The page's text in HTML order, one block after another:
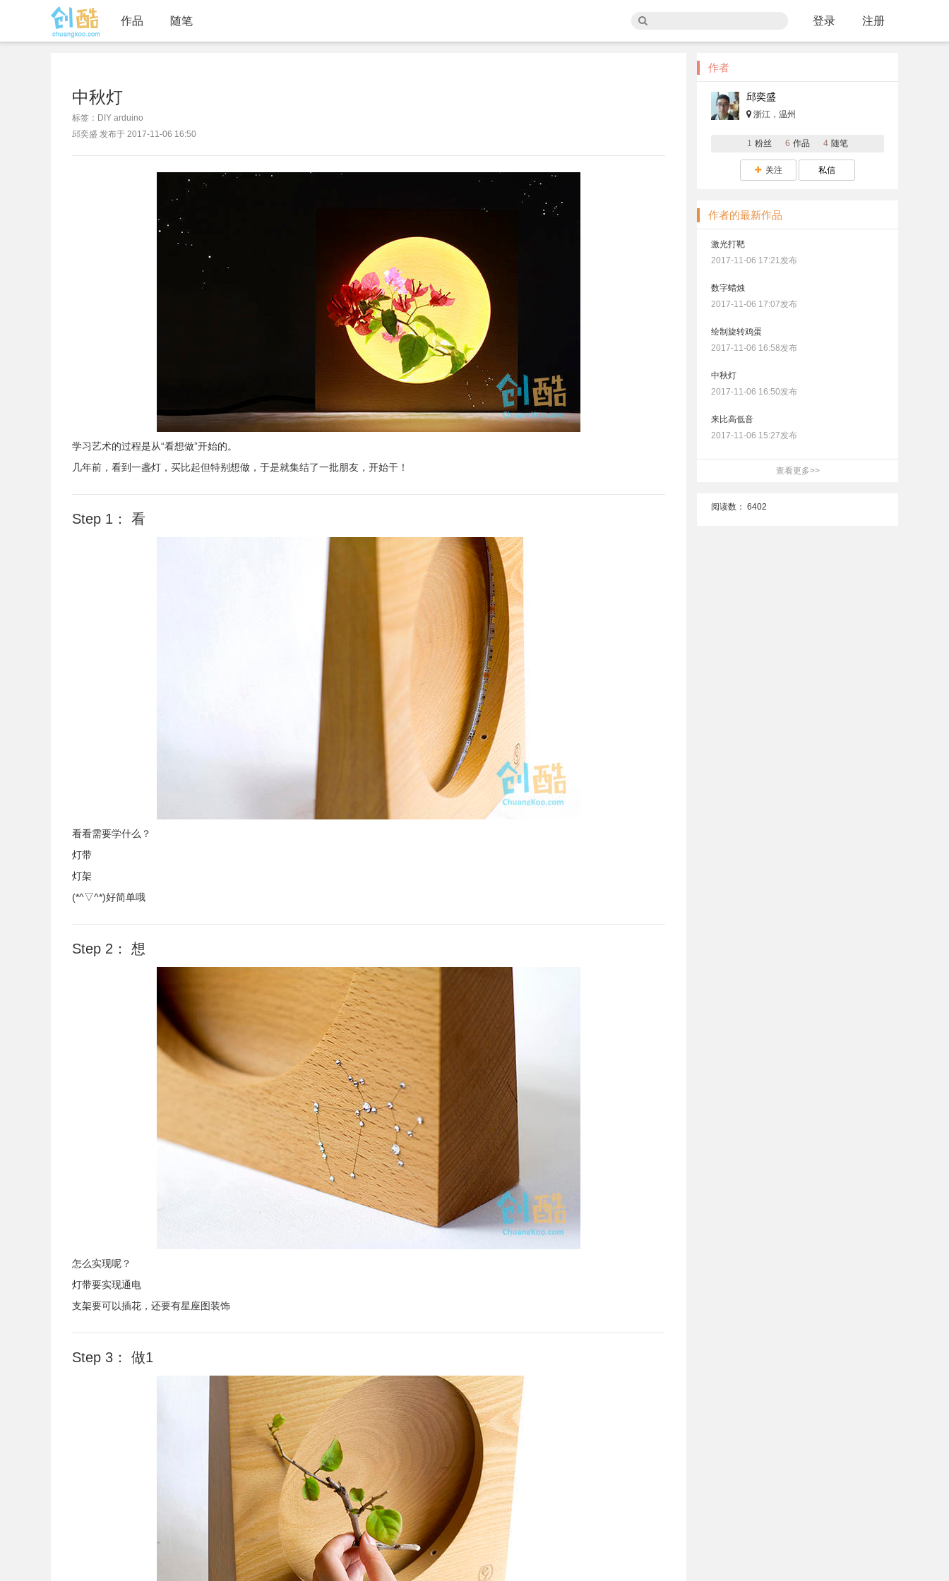
作品 随笔 登录 注册
中秋灯
标签：DIY arduino
邱奕盛 发布于 2017-11-06 16:50
学习艺术的过程是从“看想做”开始的。
几年前，看到一盏灯，买比起但特别想做，于是就集结了一批朋友，开始干！
Step 1： 看
看看需要学什么？
灯带
灯架
(*^▽^*)好简单哦
Step 2： 想
怎么实现呢？
灯带要实现通电
支架要可以插花，还要有星座图装饰
Step 3： 做1
作者
邱奕盛
浙江，温州
1 粉丝 6 作品 4 随笔
关注 私信
作者的最新作品
激光打靶
2017-11-06 17:21发布
数字蜡烛
2017-11-06 17:07发布
绘制旋转鸡蛋
2017-11-06 16:58发布
中秋灯
2017-11-06 16:50发布
来比高低音
2017-11-06 15:27发布
查看更多>>
阅读数： 6402